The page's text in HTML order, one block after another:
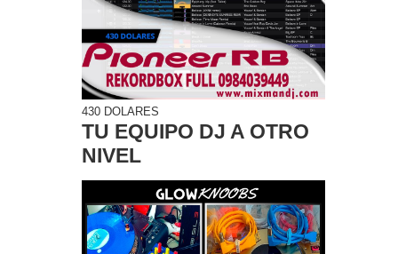
430 DOLARES
TU EQUIPO DJ A OTRO
NIVEL